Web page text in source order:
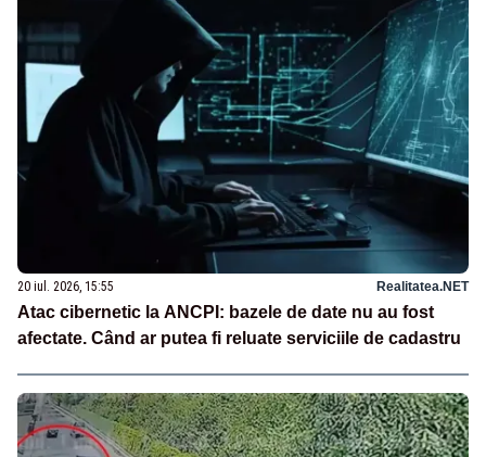
20 iul. 2026, 15:55 Realitatea.NET
Atac cibernetic la ANCPI: bazele de date nu au fost
afectate. Când ar putea fi reluate serviciile de cadastru